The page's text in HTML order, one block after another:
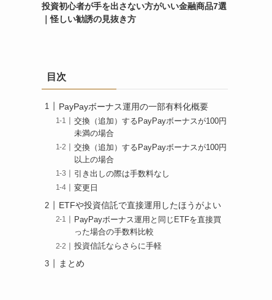
投資初心者が手を出さない方がいい金融商品7選
｜怪しい勧誘の見抜き方
目次
PayPayボーナス運用の一部有料化概要
交換（追加）するPayPayボーナスが100円
未満の場合
交換（追加）するPayPayボーナスが100円
以上の場合
引き出しの際は手数料なし
変更日
ETFや投資信託で直接運用したほうがよい
PayPayボーナス運用と同じETFを直接買
った場合の手数料比較
投資信託ならさらに手軽
まとめ